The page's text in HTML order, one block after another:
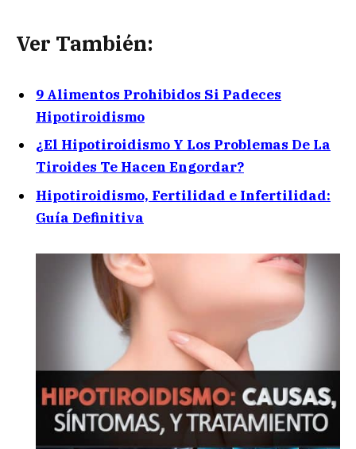
Ver También:
9 Alimentos Prohibidos Si Padeces
Hipotiroidismo
¿El Hipotiroidismo Y Los Problemas De La
Tiroides Te Hacen Engordar?
Hipotiroidismo, Fertilidad e Infertilidad:
Guía Definitiva